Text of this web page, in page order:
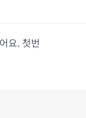
요. 첫번